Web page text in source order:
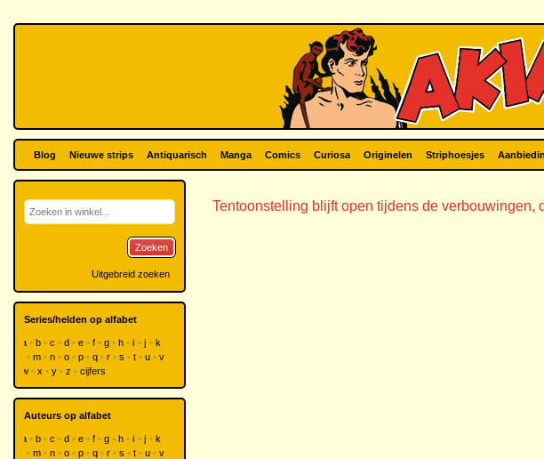
Blog Nieuwe strips Antiquarisch Manga Comics Curiosa Originelen Striphoesjes
Tentoonstelling blijft open tijdens de verbouwingen,
Zoeken
Uitgebreid zoeken
Series/helden op alfabet
a b c d e f g h i j
k
m n o p q r s t u
v
w
x y z cijfers
Auteurs op alfabet
a b c d e f g h i j
k
m n o p q r s t u
v